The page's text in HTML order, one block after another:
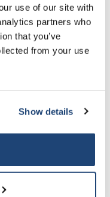
use of our site with
partners who
that you’ve
from your use
Show details
Trichter glas
exkl. MwSt.